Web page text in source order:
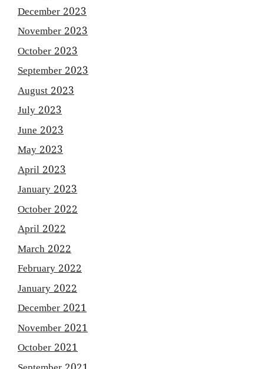
December 2023
November 2023
October 2023
September 2023
August 2023
July 2023
June 2023
May 2023
April 2023
January 2023
October 2022
April 2022
March 2022
February 2022
January 2022
December 2021
November 2021
October 2021